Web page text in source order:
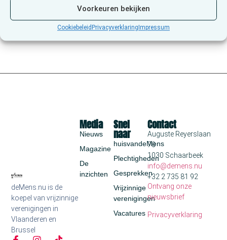
Voorkeuren bekijken
Cookiebeleid Privacyverklaring Impressum
Abonneer op kalender
deMens.nu is de
koepel van vrijzinnige
verenigingen in
Vlaanderen en
Brussel
Snel
naar
huisvandeMens
Plechtigheden
Gesprekken
Vrijzinnige
verenigingen
Vacatures
Media
Nieuws
Magazine
De
inzichten
Contact
Auguste Reyerslaan
70
1030 Schaarbeek
info@demens.nu
+32 2 735 81 92
Ontvang onze
nieuwsbrief
Privacyverklaring